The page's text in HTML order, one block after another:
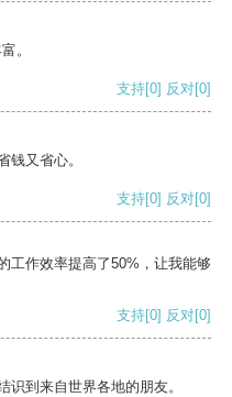
。
支持[0] 反对[0]
钱又省心。
支持[0] 反对[0]
工作效率提高了50%，让我能够
支持[0] 反对[0]
到来自世界各地的朋友。